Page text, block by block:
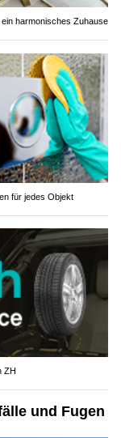
harmonisches Zuhause
für jedes Objekt
ZH
und Fugen